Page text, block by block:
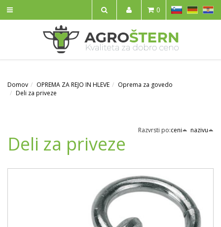
IŠČI
SL HR
0
Domov OPREMA ZA REJO IN HLEVE
Oprema za govedo
Deli za priveze
Razvrsti po:ceni nazivu
Deli za priveze